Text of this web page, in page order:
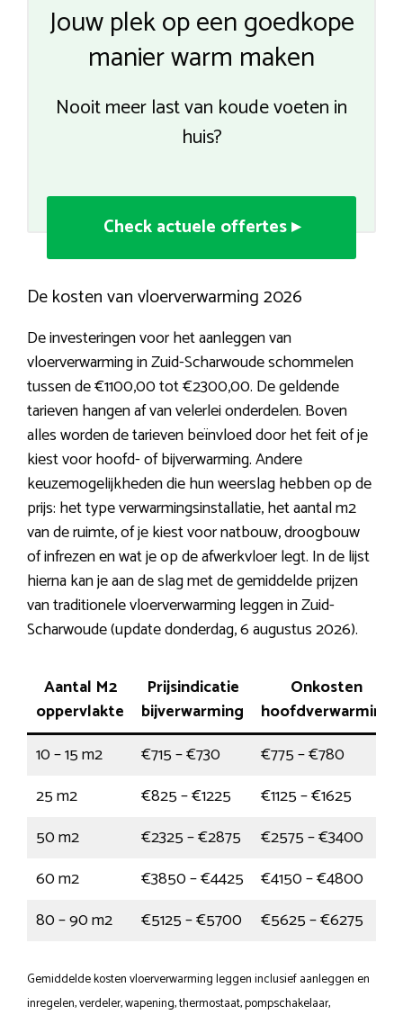
Jouw plek op een goedkope
manier warm maken
Nooit meer last van koude voeten in
huis?
Check actuele offertes ▸
De kosten van vloerverwarming 2026
De investeringen voor het aanleggen van
vloerverwarming in Zuid-Scharwoude schommelen
tussen de €1100,00 tot €2300,00. De geldende
tarieven hangen af van velerlei onderdelen. Boven
alles worden de tarieven beïnvloed door het feit of je
kiest voor hoofd- of bijverwarming. Andere
keuzemogelijkheden die hun weerslag hebben op de
prijs: het type verwarmingsinstallatie, het aantal m2
van de ruimte, of je kiest voor natbouw, droogbouw
of infrezen en wat je op de afwerkvloer legt. In de lijst
hierna kan je aan de slag met de gemiddelde prijzen
van traditionele vloerverwarming leggen in Zuid-
Scharwoude (update donderdag, 6 augustus 2026).
Aantal M2
oppervlakte
Prijsindicatie
bijverwarming
Onkosten
hoofdverwarming
10 – 15 m2
€715 – €730
€775 – €780
25 m2
€825 – €1225
€1125 – €1625
50 m2
€2325 – €2875
€2575 – €3400
60 m2
€3850 – €4425
€4150 – €4800
80 – 90 m2
€5125 – €5700 €5625 – €6275
Gemiddelde kosten vloerverwarming leggen inclusief aanleggen en
inregelen, verdeler, wapening, thermostaat, pompschakelaar,